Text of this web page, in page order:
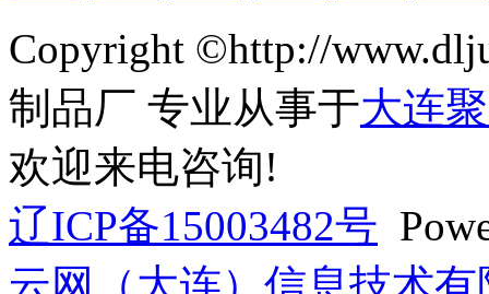
Copyright ©http://
制品厂 专业从事于大连
欢迎来电咨询!
辽ICP备15003482号
云网（大连）信息技术有